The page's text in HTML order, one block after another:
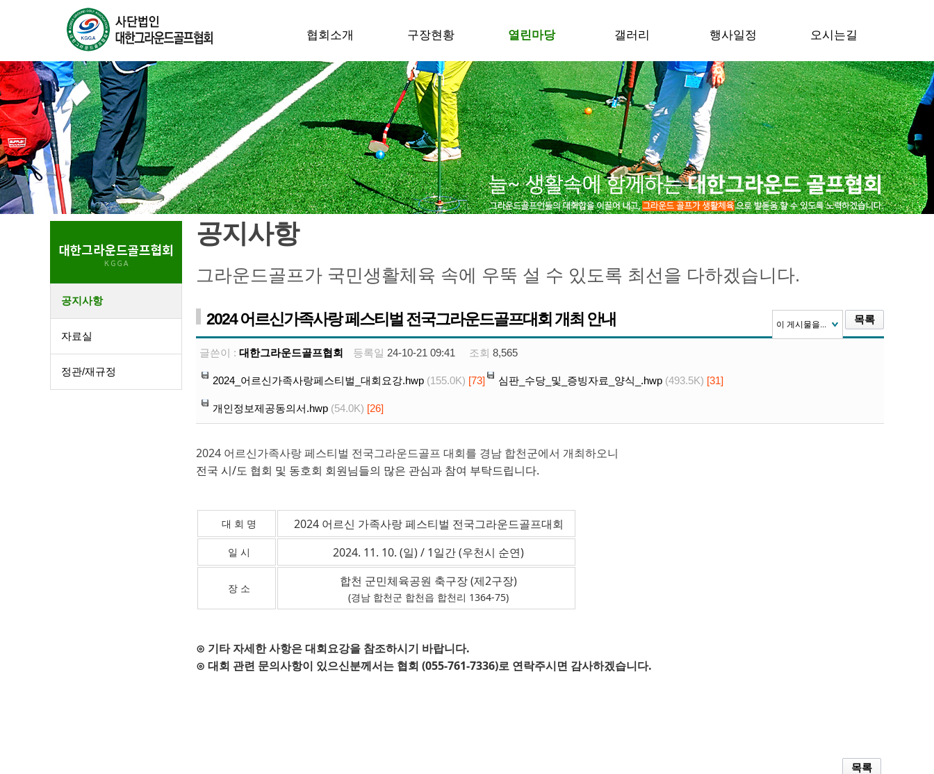
협회소개 구장현황 열린마당 갤러리 행사일정 오시는길
공지사항
자료실
정관/재규정
공지사항
그라운드골프가 국민생활체육 속에 우뚝 설 수 있도록 최선을 다하겠습니다.
2024 어르신가족사랑 페스티벌 전국그라운드골프대회 개최 안내 이 게시물을... 목록
글쓴이 : 대한그라운드골프협회 등록일 24-10-21 09:41 조회 8,565
2024_어르신가족사랑페스티벌_대회요강.hwp (155.0K) [73] 심판_수당_및_증빙자료_양식_.hwp (493.5K) [31]
개인정보제공동의서.hwp (54.0K) [26]
2024 어르신가족사랑 페스티벌 전국그라운드골프 대회를 경남 합천군에서 개최하오니
전국 시/도 협회 및 동호회 회원님들의 많은 관심과 참여 부탁드립니다.
대 회 명 2024 어르신 가족사랑 페스티벌 전국그라운드골프대회
일 시 2024. 11. 10. (일) / 1일간 (우천시 순연)
장 소 합천 군민체육공원 축구장 (제2구장)
(경남 합천군 합천읍 합천리 1364-75)
⊙ 기타 자세한 사항은 대회요강을 참조하시기 바랍니다.
⊙ 대회 관련 문의사항이 있으신분께서는 협회 (055-761-7336)로 연락주시면 감사하겠습니다.
목록